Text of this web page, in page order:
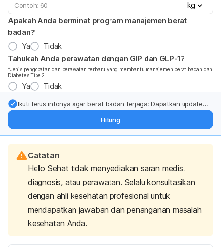
kg
Apakah Anda berminat program manajemen berat
badan?
Ya
Tidak
Tahukah Anda perawatan dengan GIP dan GLP-1?
*Jenis pengobatan dan perawatan terbaru yang membantu manajemen berat badan dan
Diabetes Tipe 2
Ya Tidak
Ikuti terus infonya agar berat badan terjaga: Dapatkan update
Hitung
Catatan
Hello Sehat tidak menyediakan saran medis,
diagnosis, atau perawatan. Selalu konsultasikan
dengan ahli kesehatan profesional untuk
mendapatkan jawaban dan penanganan masalah
kesehatan Anda.